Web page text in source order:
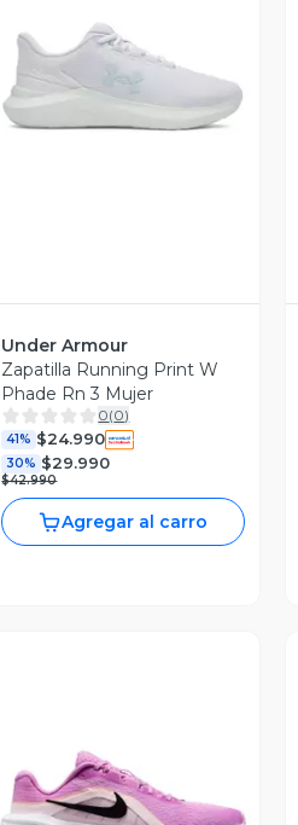
Vista Previa
Under Armour
Zapatilla Running Print W
Phade Rn 3 Mujer
0(0)
41% $24.990
30% $29.990
$42.990
Agregar al carro